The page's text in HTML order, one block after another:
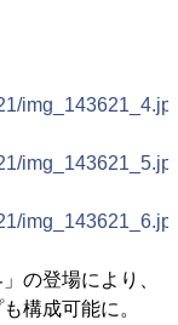
の登場により、
構成可能に。